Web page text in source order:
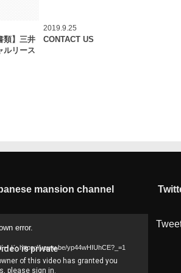
類】三井
ルリース
2019.9.25
CONTACT US
mansion channel
error.
ド: https://youtu.be/yp44wHIUhCE?_=1